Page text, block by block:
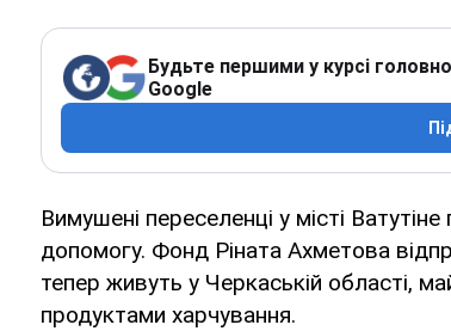
Будьте першими у курсі
Google
Вимушені переселенці у місті
допомогу. Фонд Ріната Ахметова
тепер живуть у Черкаській області,
продуктами харчування.